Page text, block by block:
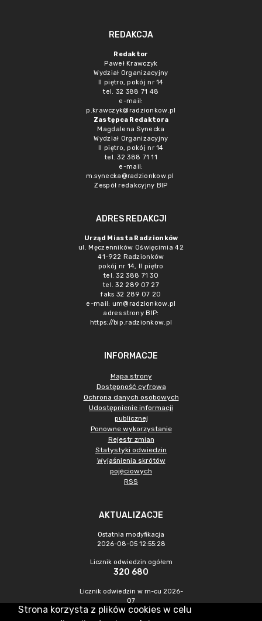
REDAKCJA
Redaktor
Paweł Krawczyk
Wydział Organizacyjny
II piętro, pokój nr 14
tel. 32 388 71 48
e-mail:
p.krawczyk@radzionkow.pl
Zastępca Redaktora
Magdalena Synecka
Wydział Organizacyjny
II piętro, pokój nr 14
tel. 32 388 71 11
e-mail:
m.synecka@radzionkow.pl
Zespół redakcyjny BIP
ADRES REDAKCJI
Urząd Miasta Radzionków
ul. Męczenników Oświęcimia 42
41-922 Radzionków
pokój nr 14, II piętro
tel. 32 388 71 30
tel. 32 289 07 27
faks 32 289 07 20
e-mail: um@radzionkow.pl
adres strony BIP:
https://bip.radzionkow.pl
INFORMACJE
Mapa strony
Dostępność cyfrowa
Ochrona danych osobowych
Udostępnienie informacji
publicznej
Ponowne wykorzystanie
Rejestr zmian
Statystyki odwiedzin
Wyjaśnienia skrótów
pojęciowych
RSS
AKTUALIZACJE
Ostatnia modyfikacja
2026-08-05 12:55:28
Licznik odwiedzin ogółem
320 680
Licznik odwiedzin w m-cu 2026-
07
739
Strona korzysta z plików cookies w celu